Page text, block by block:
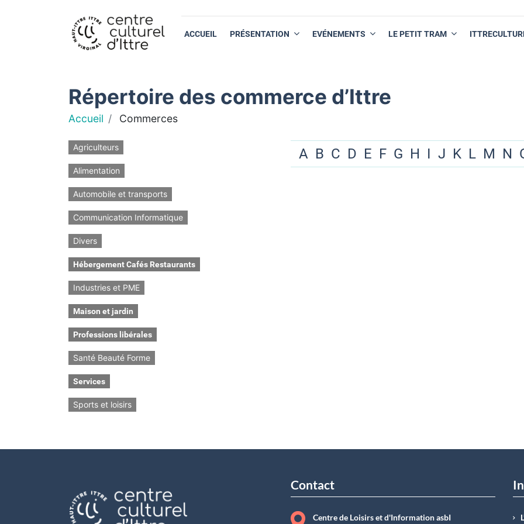
ACCUEIL PRÉSENTATION EVÉNEMENTS LE PETIT TRAM
Répertoire des commerce d’Ittre
Accueil Commerces
Agriculteurs
Alimentation
Automobile et transports
Communication Informatique
Divers
Hébergement Cafés Restaurants
Industries et PME
Maison et jardin
Professions libérales
Santé Beauté Forme
Services
Sports et loisirs
A B C D E F G H I J K L M N
Contact
Centre de Loisirs et d'Information asbI